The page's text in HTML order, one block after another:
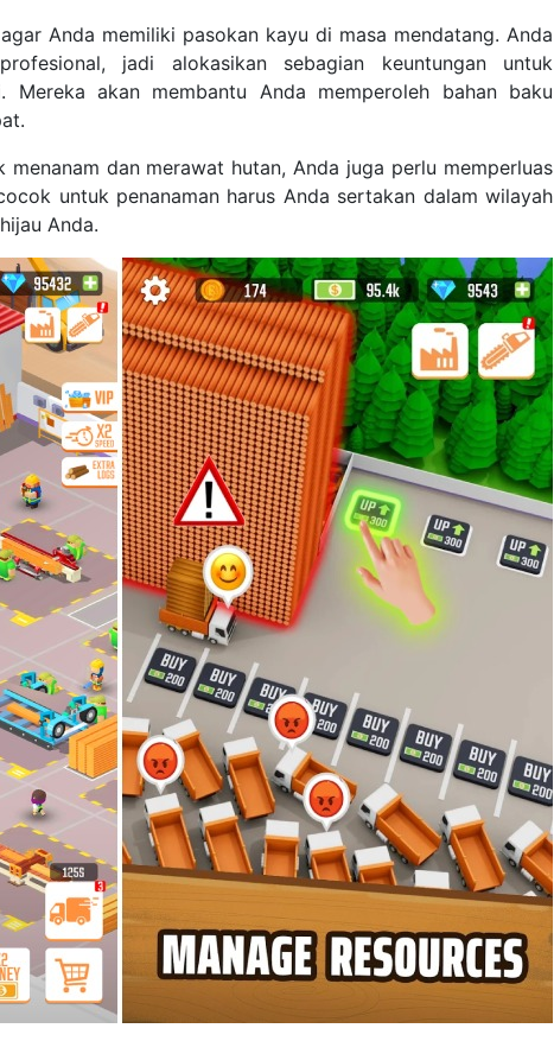
Anda memiliki pasokan kayu di masa mendatang. Anda
jadi alokasikan sebagian keuntungan untuk
Mereka akan membantu Anda memperoleh bahan baku
menanam dan merawat hutan, Anda juga perlu memperluas
untuk penanaman harus Anda sertakan dalam wilayah
Anda.